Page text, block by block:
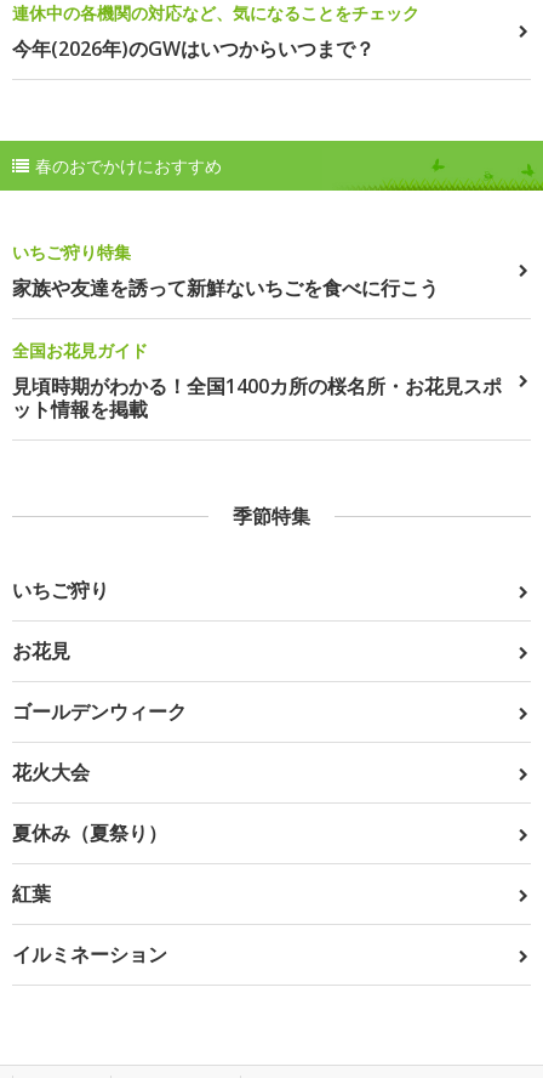
連休中の各機関の対応など、気になることをチェック
今年(2026年)のGWはいつからいつまで？
春のおでかけにおすすめ
いちご狩り特集
家族や友達を誘って新鮮ないちごを食べに行こう
全国お花見ガイド
見頃時期がわかる！全国1400カ所の桜名所・お花見スポ
ット情報を掲載
季節特集
いちご狩り
お花見
ゴールデンウィーク
花火大会
夏休み（夏祭り）
紅葉
イルミネーション